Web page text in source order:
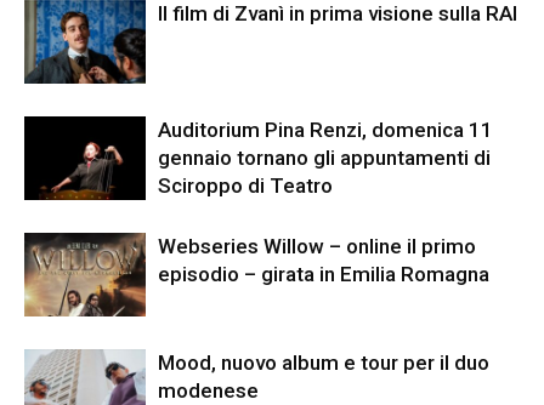
Il film di Zvanì in prima visione sulla RAI
Auditorium Pina Renzi, domenica 11
gennaio tornano gli appuntamenti di
Sciroppo di Teatro
Webseries Willow – online il primo
episodio – girata in Emilia Romagna
Mood, nuovo album e tour per il duo
modenese